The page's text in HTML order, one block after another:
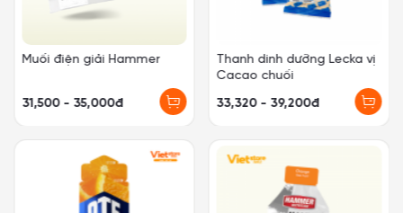
Muối điện giải Hammer
31,500 - 35,000đ
Thanh dinh dưỡng Lecka vị
Cacao chuối
33,320 - 39,200đ